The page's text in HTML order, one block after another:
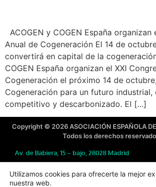
ACOGEN y COGEN España organizan
Anual de Cogeneración El 14 de
convertirá en capital de la
COGEN España organizan el XXI
Cogeneración el próximo 14 de
Cogeneración para un futuro industrial,
competitivo y descarbonizado. El […]
Copyright © 2026 ASOCIACIÓN ESPAÑOLA
Todos los derechos
Av. de Babiera, 15 – bajo, 28028 Madrid
91 724 03 69
Fax: 91 577 47 10
Utilizamos cookies para ofrecerte la mejor
nuestra web.